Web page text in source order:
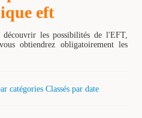
eft
les possibilités de l'EFT,
obtiendrez obligatoirement les
catégories Classés par date